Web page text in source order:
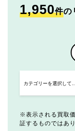
1,950件の
表示される買取
証するものではあ